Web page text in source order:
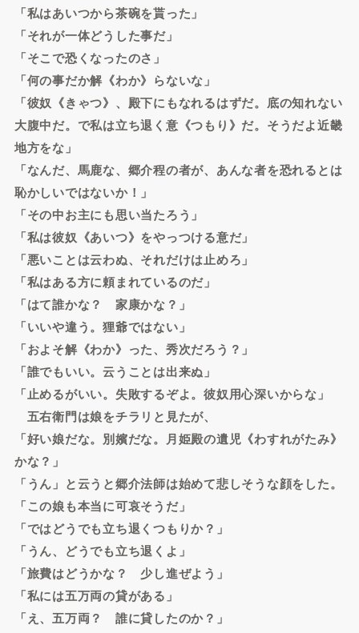
「私はあいつから茶碗を貰った」
「それが一体どうした事だ」
「そこで恐くなったのさ」
「何の事だか解《わか》らないな」
「彼奴《きゃつ》、殿下にもなれるはずだ。底の知れない
大腹中だ。で私は立ち退く意《つもり》だ。そうだよ近畿
地方をな」
「なんだ、馬鹿な、郷介程の者が、あんな者を恐れるとは
恥かしいではないか！」
「その中お主にも思い当たろう」
「私は彼奴《あいつ》をやっつける意だ」
「悪いことは云わぬ、それだけは止めろ」
「私はある方に頼まれているのだ」
「はて誰かな？ 家康かな？」
「いいや違う。狸爺ではない」
「およそ解《わか》った、秀次だろう？」
「誰でもいい。云うことは出来ぬ」
「止めるがいい。失敗するぞよ。彼奴用心深いからな」
五右衛門は娘をチラリと見たが、
「好い娘だな。別嬪だな。月姫殿の遺児《わすれがたみ》
かな？」
「うん」と云うと郷介法師は始めて悲しそうな顔をした。
「この娘も本当に可哀そうだ」
「ではどうでも立ち退くつもりか？」
「うん、どうでも立ち退くよ」
「旅費はどうかな？ 少し進ぜよう」
「私には五万両の貸がある」
「え、五万両？ 誰に貸したのか？」